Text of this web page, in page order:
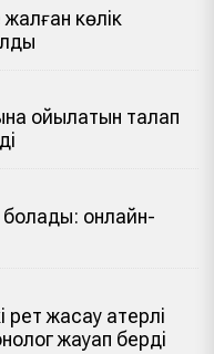
жалған көлік
қойылатын талап
болады: онлайн-
жасау қатерлі
жауап берді